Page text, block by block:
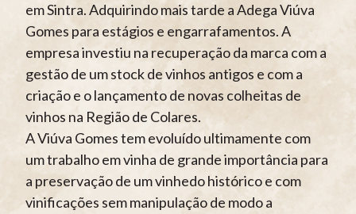
em Sintra. Adquirindo mais tarde a Adega Viúva
Gomes para estágios e engarrafamentos. A
empresa investiu na recuperação da marca com a
gestão de um stock de vinhos antigos e com a
criação e o lançamento de novas colheitas de
vinhos na Região de Colares.
A Viúva Gomes tem evoluído ultimamente com
um trabalho em vinha de grande importância para
a preservação de um vinhedo histórico e com
vinificações sem manipulação de modo a